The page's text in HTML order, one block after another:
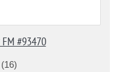
FM #93470
(16)